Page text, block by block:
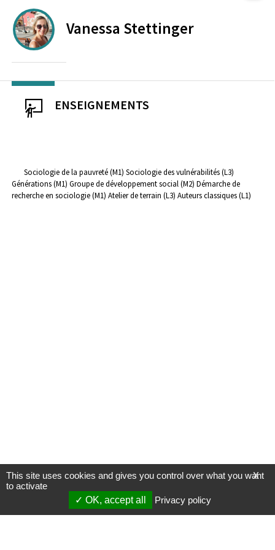
Vanessa Stettinger
ENSEIGNEMENTS
Sociologie de la pauvreté (M1) Sociologie des vulnérabilités (L3)
Générations (M1) Groupe de développement social (M2) Démarche de
recherche en sociologie (M1) Atelier de terrain (L3) Auteurs classiques (L1)
X
This site uses cookies and gives you control over what you want
to activate
OK, accept all
Privacy policy